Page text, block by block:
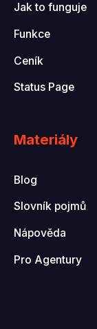
Jak to funguje
Funkce
Ceník
Status Page
Materiály
Blog
Slovník pojmů
Nápověda
Pro Agentury